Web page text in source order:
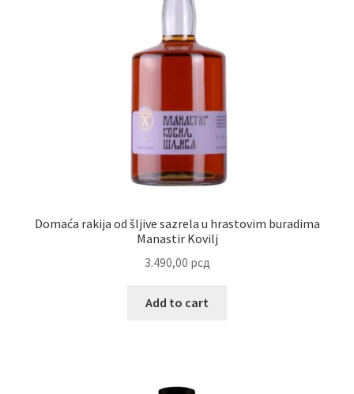
Domaća rakija od šljive sazrela u hrastovim buradima
Manastir Kovilj
3.490,00 рсд
Add to cart